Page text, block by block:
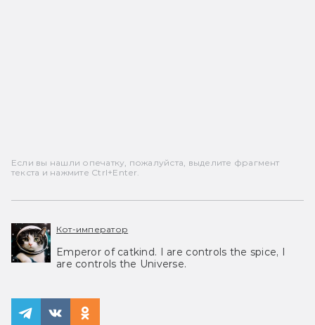
Если вы нашли опечатку, пожалуйста, выделите фрагмент
текста и нажмите Ctrl+Enter.
Кот-император
Emperor of catkind. I are controls the spice, I
are controls the Universe.